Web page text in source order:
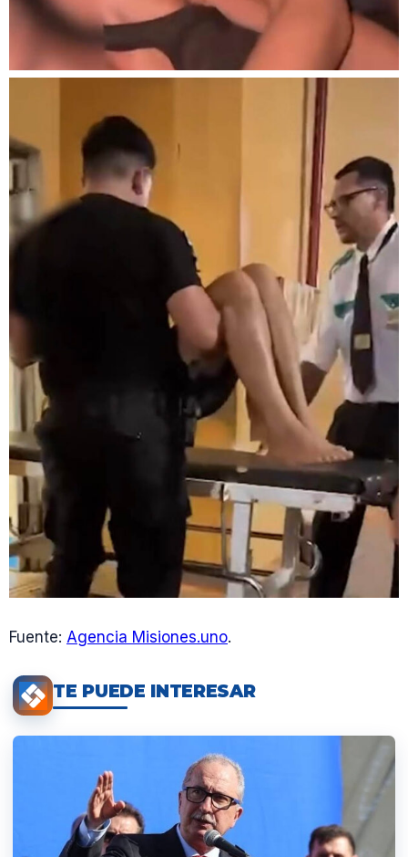
Fuente: Agencia Misiones.uno.
TE PUEDE INTERESAR